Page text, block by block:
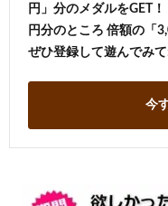
円」分のメダルをGET
円分のところ 倍額の「
ぜひ登録して遊んでみて
今